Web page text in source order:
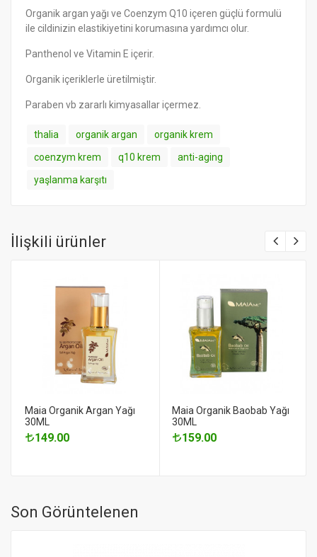
Organik argan yağı ve Coenzym Q10 içeren güçlü formulü
ile cildinizin elastikiyetini korumasına yardımcı olur.
Panthenol ve Vitamin E içerir.
Organik içeriklerle üretilmiştir.
Paraben vb zararlı kimyasallar içermez.
thalia organik argan
organik krem
coenzym krem
q10 krem
anti-aging
yaşlanma karşıtı
İlişkili ürünler
Maia Organik Argan Yağı
30ML
149.00
Maia Organik Baobab Yağı
30ML
159.00
Son Görüntelenen